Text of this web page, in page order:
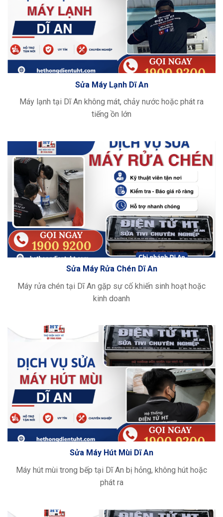
Sửa Máy Lạnh Dĩ An
Máy lạnh tại Dĩ An không mát, chảy nước hoặc phát ra
tiếng ồn lớn
Sửa Máy Rửa Chén Dĩ An
Máy rửa chén tại Dĩ An gặp sự cố khiến sinh hoạt hoặc
kinh doanh
Sửa Máy Hút Mùi Dĩ An
Máy hút mùi trong bếp tại Dĩ An bị hỏng, không hút hoặc
phát ra